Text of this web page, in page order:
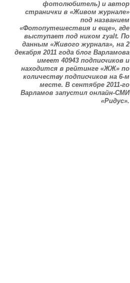
фотолюбитель) и автор
странички в «Живом журнале»
под названием
«Фотопутешествия и еще», где
выступает под ником zyalt. По
данным «Живого журнала», на 2
декабря 2011 года блог Варламова
имеет 40943 подписчиков и
находится в рейтинге «ЖЖ» по
количеству подписчиков на 6-м
месте. В сентябре 2011-го
Варламов запустил онлайн-СМИ
«Ридус».